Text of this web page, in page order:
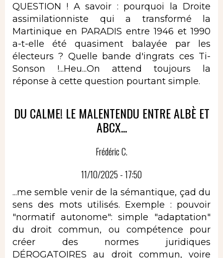
QUESTION ! A savoir : pourquoi la Droite
assimilationniste qui a transformé la
Martinique en PARADIS entre 1946 et 1990
a-t-elle été quasiment balayée par les
électeurs ? Quelle bande d'ingrats ces Ti-
Sonson !...Heu...On attend toujours la
réponse à cette question pourtant simple.
DU CALME! LE MALENTENDU ENTRE ALBÈ ET
ABCX...
Frédéric C.
11/10/2025 - 17:50
...me semble venir de la sémantique, çad du
sens des mots utilisés. Exemple : pouvoir
"normatif autonome": simple "adaptation"
du droit commun, ou compétence pour
créer des normes juridiques
DÉROGATOIRES au droit commun, voire